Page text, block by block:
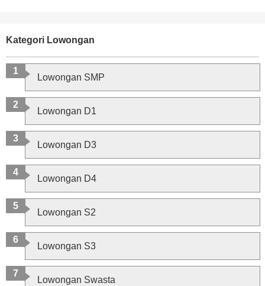
Kategori Lowongan
Lowongan SMP
Lowongan D1
Lowongan D3
Lowongan D4
Lowongan S2
Lowongan S3
Lowongan Swasta